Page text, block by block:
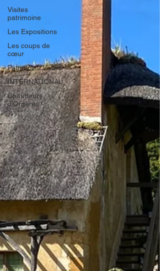
Visites
patrimoine
Les Expositions
Les coups de
cœur
Patrimoine Vivant
INTERNATIONAL
Chauffeurs
d'Orgères